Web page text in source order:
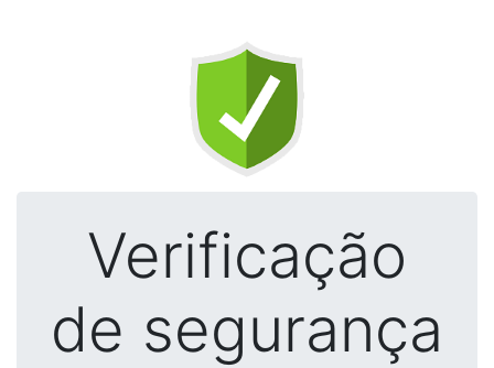
Verificação
de segurança